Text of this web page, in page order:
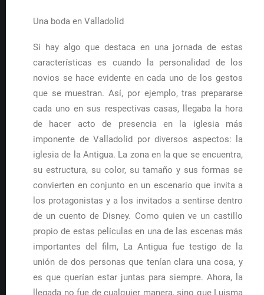
Una boda en Valladolid
Si hay algo que destaca en una jornada de estas
características es cuando la personalidad de los
novios se hace evidente en cada uno de los gestos
que se muestran. Así, por ejemplo, tras prepararse
cada uno en sus respectivas casas, llegaba la hora
de hacer acto de presencia en la iglesia más
imponente de Valladolid por diversos aspectos: la
iglesia de la Antigua. La zona en la que se encuentra,
su estructura, su color, su tamaño y sus formas se
convierten en conjunto en un escenario que invita a
los protagonistas y a los invitados a sentirse dentro
de un cuento de Disney. Como quien ve un castillo
propio de estas películas en una de las escenas más
importantes del film, La Antigua fue testigo de la
unión de dos personas que tenían clara una cosa, y
es que querían estar juntas para siempre. Ahora, la
llegada no fue de cualquier manera, sino que Luisma